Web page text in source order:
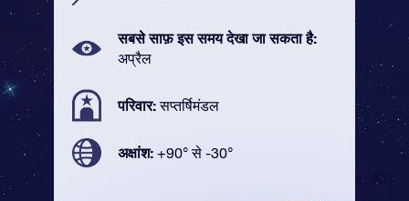
सबसे साफ़ इस समय देखा जा सकता है:
अप्रैल
परिवार:सप्तर्षिमंडल
अक्षांश: +90° से -30°